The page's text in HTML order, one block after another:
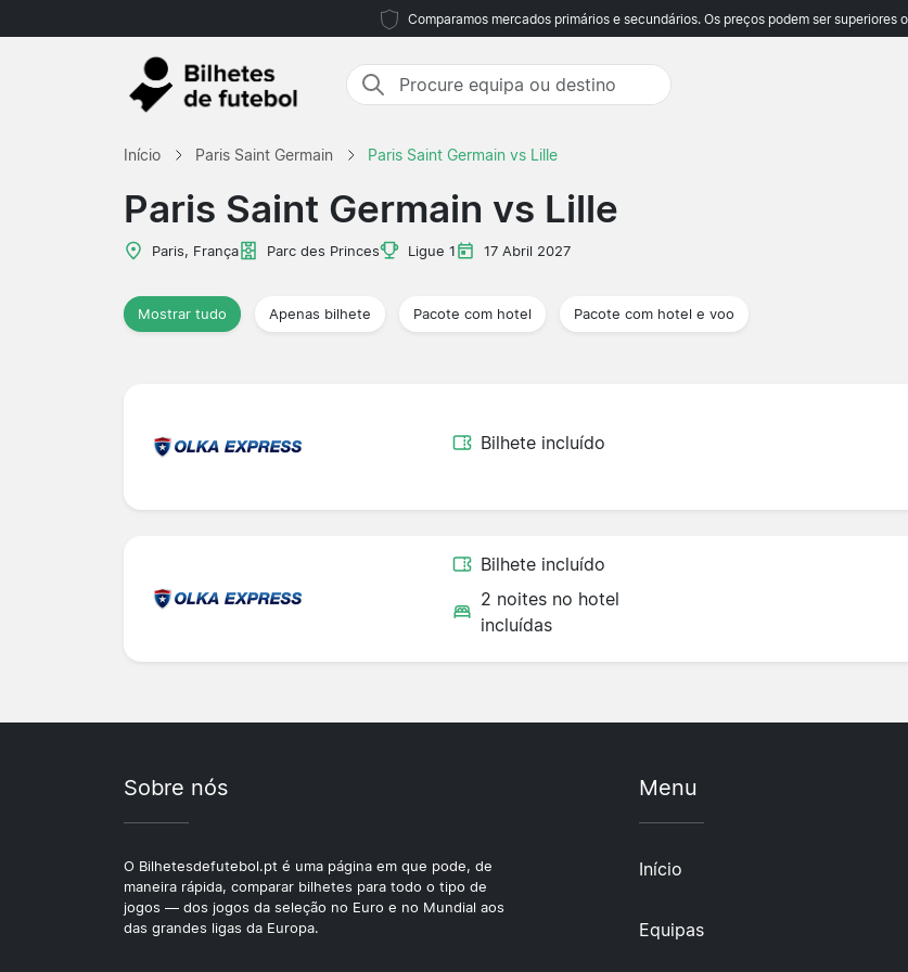
Comparamos mercados primários e secundários. Os preços podem ser superiores
Início Paris Saint Germain Paris Saint Germain vs Lille
Paris Saint Germain vs Lille
Paris, França Parc des Princes Ligue 1 17 Abril 2027
Mostrar tudo Apenas bilhete Pacote com hotel Pacote com hotel e voo
Bilhete incluído
Bilhete incluído
2 noites no hotel
incluídas
Sobre nós
O Bilhetesdefutebol.pt é uma página em que pode, de
maneira rápida, comparar bilhetes para todo o tipo de
jogos — dos jogos da seleção no Euro e no Mundial aos
das grandes ligas da Europa.
Menu
Início
Equipas